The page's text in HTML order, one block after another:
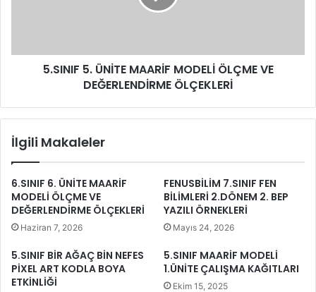
5.SINIF 5. ÜNİTE MAARİF MODELİ ÖLÇME VE
DEĞERLENDİRME ÖLÇEKLERİ
İlgili Makaleler
6.SINIF 6. ÜNİTE MAARİF
MODELİ ÖLÇME VE
DEĞERLENDİRME ÖLÇEKLERİ
Haziran 7, 2026
FENUSBİLİM 7.SINIF FEN
BİLİMLERİ 2.DÖNEM 2. BEP
YAZILI ÖRNEKLERİ
Mayıs 24, 2026
5.SINIF BİR AĞAÇ BİN NEFES
PİXEL ART KODLA BOYA
ETKİNLİĞİ
5.SINIF MAARİF MODELİ
1.ÜNİTE ÇALIŞMA KAĞITLARI
Ekim 15, 2025